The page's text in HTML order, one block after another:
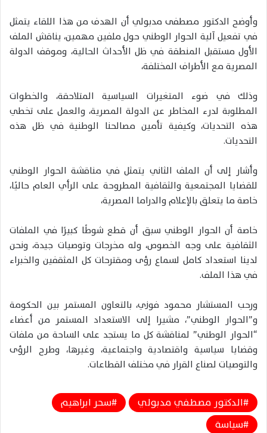
وأوضح الدكتور مصطفى مدبولي أن الهدف من هذا اللقاء يتمثل
في تفعيل آلية الحوار الوطني حول ملفين مهمين، يناقش الملف
الأول مستقبل المنطقة في ظل الأحداث الحالية، وموقف الدولة
المصرية مع الأطراف المختلفة،
وذلك في ضوء المتغيرات السياسية المتلاحقة، والخطوات
المطلوبة لدرء المخاطر عن الدولة المصرية، والعمل على تخطي
هذه التحديات، وكيفية تأمين مصالحنا الوطنية في ظل هذه
التحديات.
وأشار إلى أن الملف الثاني يتمثل في مناقشة الحوار الوطني
للقضايا المجتمعية والثقافية المطروحة على الرأي العام حاليًا،
خاصة ما يتعلق بالإعلام والدراما المصرية،
خاصة أن الحوار الوطني سبق أن قطع شوطًا كبيرًا في الملفات
الثقافية على وجه الخصوص، وله مخرجات وتوصيات جيدة، ونحن
لدينا استعداد كامل لسماع رؤى ومقترحات كل المثقفين والخبراء
في هذا الملف.
ورحب المستشار محمود فوزي، بالتعاون المستمر بين الحكومة
و”الحوار الوطني”، مشيرا إلى الاستعداد المستمر من أعضاء
“الحوار الوطني” لمناقشة كل ما يستجد على الساحة من ملفات
وقضايا سياسية واقتصادية واجتماعية، وغيرها، وطرح الرؤى
والتوصيات لصناع القرار في مختلف القطاعات.
الدكتور مصطفي مدبولي
سحر ابراهيم
سياسة